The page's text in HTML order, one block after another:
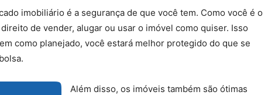
imobiliário é a segurança de que você tem. Como você é o
direito de vender, alugar ou usar o imóvel como quiser. Isso
como planejado, você estará melhor protegido do que se
bolsa.
Além disso, os imóveis também são ótimas